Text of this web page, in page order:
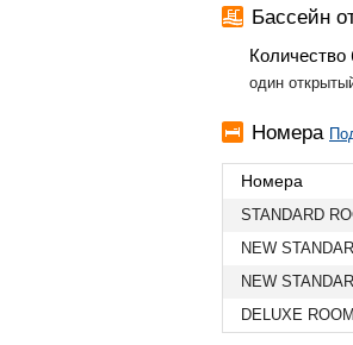
Бассейн
Количество
один
Номера
Номера
STANDARD
NEW
NEW
DELUXE